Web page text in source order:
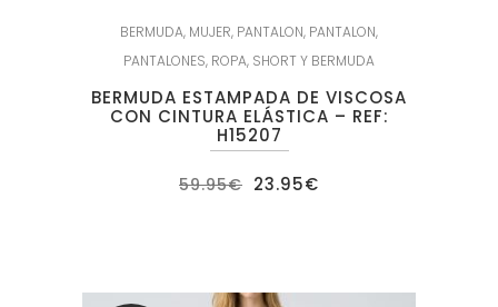
BERMUDA, MUJER, PANTALON, PANTALON,
PANTALONES, ROPA, SHORT Y BERMUDA
BERMUDA ESTAMPADA DE VISCOSA
CON CINTURA ELÁSTICA – REF:
H15207
59.95€ El
precio
23.95€